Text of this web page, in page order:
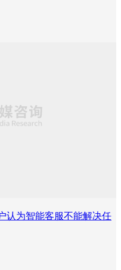
认为智能客服不能解决任